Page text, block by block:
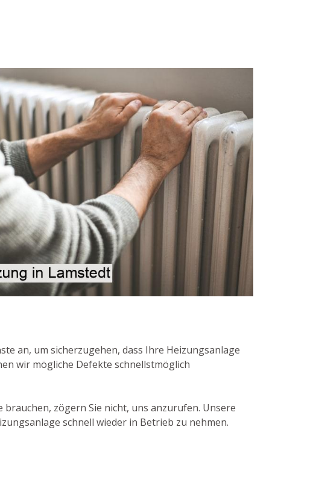
an, um sicherzugehen, dass Ihre Heizungsanlage
wir mögliche Defekte schnellstmöglich
zögern Sie nicht, uns anzurufen. Unsere
schnell wieder in Betrieb zu nehmen.